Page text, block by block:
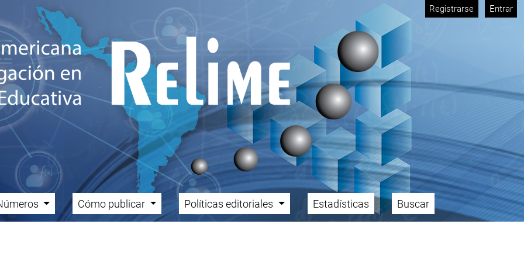
Registrarse Entrar
Cómo publicar Políticas editoriales Estadísticas Buscar